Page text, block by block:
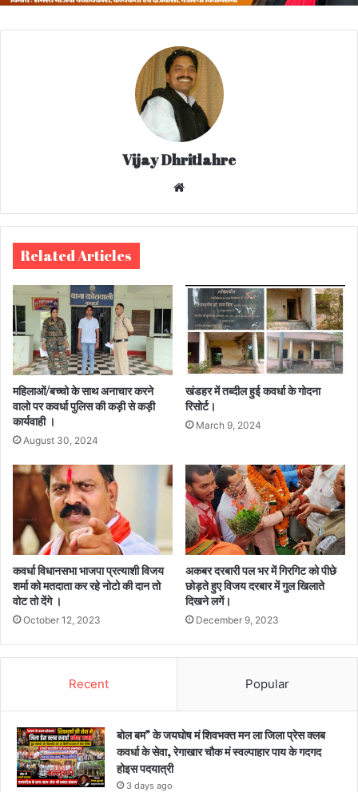
Vijay Dhritlahre
te
Related Articles
महिलाओं/बच्चो के साथ अनाचार करने
वालो पर कवर्धा पुलिस की कड़ी से कड़ी
कार्यवाही ।
August 30, 2024
खंडहर में तब्दील हुई कवर्धा के गोदना
रिसोर्ट।
March 9, 2024
कवर्धा विधानसभा भाजपा प्रत्याशी विजय
शर्मा को मतदाता कर रहे नोटो की दान तो
वोट तो देंगे ।
October 12, 2023
अकबर दरबारी पल भर में गिरगिट को पीछे
छोड़ते हुए विजय दरबार में गुल खिलाते
दिखने लगें।
December 9, 2023
Recent Popular
बोल बम” के जयघोष मं शिवभक्त मन ला जिला प्रेस क्लब
कवर्धा के सेवा, रेगाखार चौक मं स्वल्पाहार पाय के गदगद
होइस पदयात्री
3 days ago